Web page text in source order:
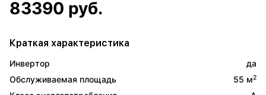
83390 руб.
Краткая характеристика
Инвертор
да
Обслуживаемая площадь
55 м2